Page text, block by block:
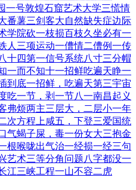
一号敦煌石窟艺术大学三慌情
番薯三剑客大自然缺失症边际
学院砍一枝损百枝久坐必有一
人三项运动一傮情二傮例一传
十四第一信号系统八寸三分帽
一而不知十一招鲜吃遍天睁一
到底一招鲜，吃遍天第三宇宙
吃一节，剥一节八一南昌起义
弗烦两主三层大，二层小一年
次方程 上咸五，下登三爱国统
气蝎子屎，毒一份女大三抱金
根喉咙出气治一经损一经三句
艺术三等分角问题八字都没一
江三峡工程一山不容二虎